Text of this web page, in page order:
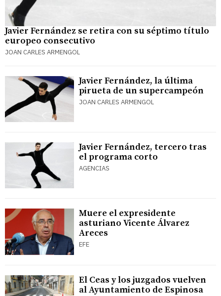
Javier Fernández se retira con su séptimo título
europeo consecutivo
JOAN CARLES ARMENGOL
Javier Fernández, la última
pirueta de un supercampeón
JOAN CARLES ARMENGOL
Javier Fernández, tercero tras
el programa corto
AGENCIAS
Muere el expresidente
asturiano Vicente Álvarez
Areces
EFE
El Ceas y los juzgados vuelven
al Ayuntamiento de Espinosa